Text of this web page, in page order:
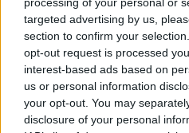
targeted advertising by us,
section to confirm your
opt-out request is processed
interest-based ads based on
us or personal information
your opt-out. You may
disclosure of your personal
ΡΟΗ